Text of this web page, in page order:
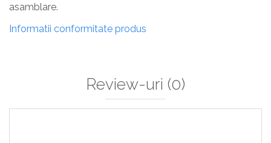
asamblare.
Informatii conformitate produs
Review-uri (0)